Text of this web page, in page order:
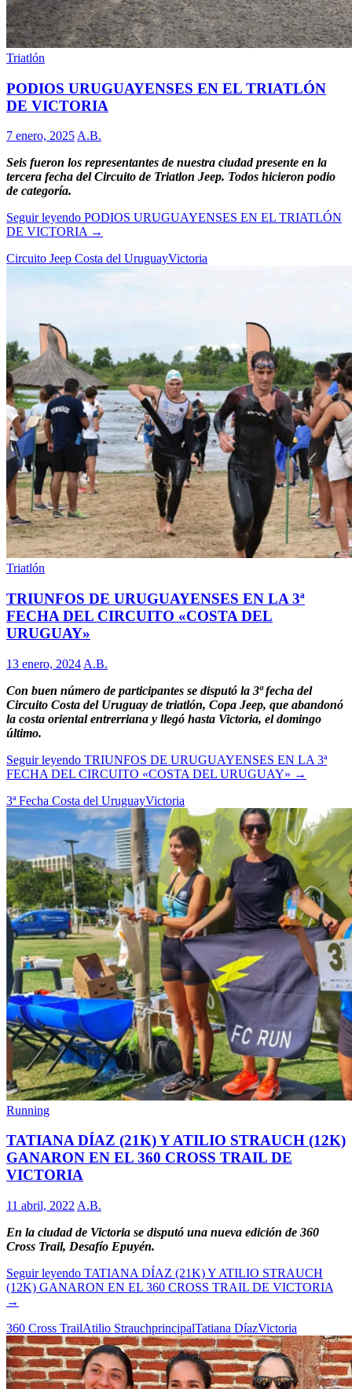
Triatlón
PODIOS URUGUAYENSES EN EL TRIATLÓN
DE VICTORIA
7 enero, 2025 A.B.
Seis fueron los representantes de nuestra ciudad presente en la
tercera fecha del Circuito de Triatlon Jeep. Todos hicieron podio
de categoría.
Seguir leyendo PODIOS URUGUAYENSES EN EL TRIATLÓN
DE VICTORIA →
Circuito Jeep Costa del UruguayVictoria
Triatlón
TRIUNFOS DE URUGUAYENSES EN LA 3ª
FECHA DEL CIRCUITO «COSTA DEL
URUGUAY»
13 enero, 2024 A.B.
Con buen número de participantes se disputó la 3ª fecha del
Circuito Costa del Uruguay de triatlón, Copa Jeep, que abandonó
la costa oriental entrerriana y llegó hasta Victoria, el domingo
último.
Seguir leyendo TRIUNFOS DE URUGUAYENSES EN LA 3ª
FECHA DEL CIRCUITO «COSTA DEL URUGUAY» →
3ª Fecha Costa del UruguayVictoria
Running
TATIANA DÍAZ (21K) Y ATILIO STRAUCH (12K)
GANARON EN EL 360 CROSS TRAIL DE
VICTORIA
11 abril, 2022 A.B.
En la ciudad de Victoria se disputó una nueva edición de 360
Cross Trail, Desafío Epuyén.
Seguir leyendo TATIANA DÍAZ (21K) Y ATILIO STRAUCH
(12K) GANARON EN EL 360 CROSS TRAIL DE VICTORIA
→
360 Cross TrailAtilio StrauchprincipalTatiana DíazVictoria